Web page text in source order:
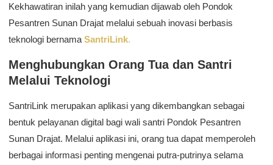
Kekhawatiran inilah yang kemudian dijawab oleh Pondok
Pesantren Sunan Drajat melalui sebuah inovasi berbasis
teknologi bernama SantriLink.
Menghubungkan Orang Tua dan Santri
Melalui Teknologi
SantriLink merupakan aplikasi yang dikembangkan sebagai
bentuk pelayanan digital bagi wali santri Pondok Pesantren
Sunan Drajat. Melalui aplikasi ini, orang tua dapat memperoleh
berbagai informasi penting mengenai putra-putrinya selama